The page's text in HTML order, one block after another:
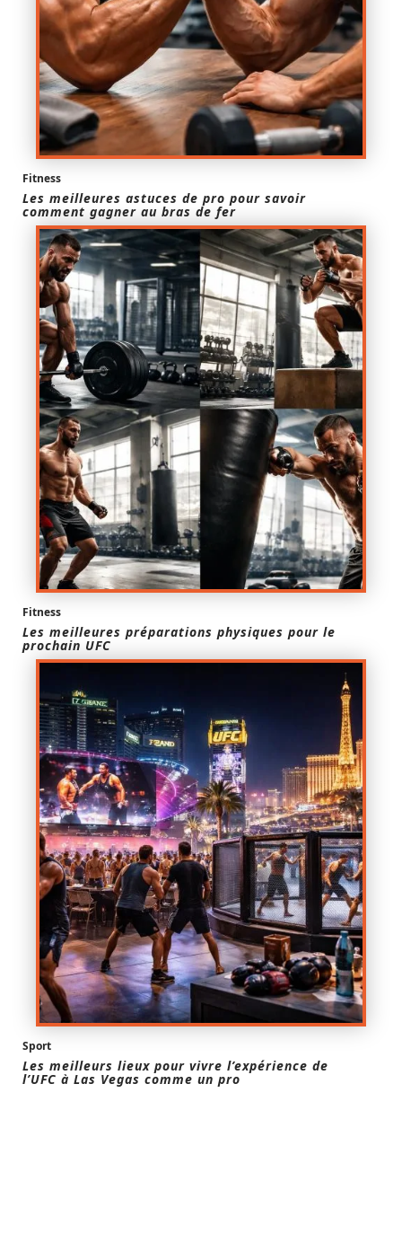
Fitness
Les meilleures astuces de pro pour savoir
comment gagner au bras de fer
Fitness
Les meilleures préparations physiques pour le
prochain UFC
Sport
Les meilleurs lieux pour vivre l’expérience de
l’UFC à Las Vegas comme un pro